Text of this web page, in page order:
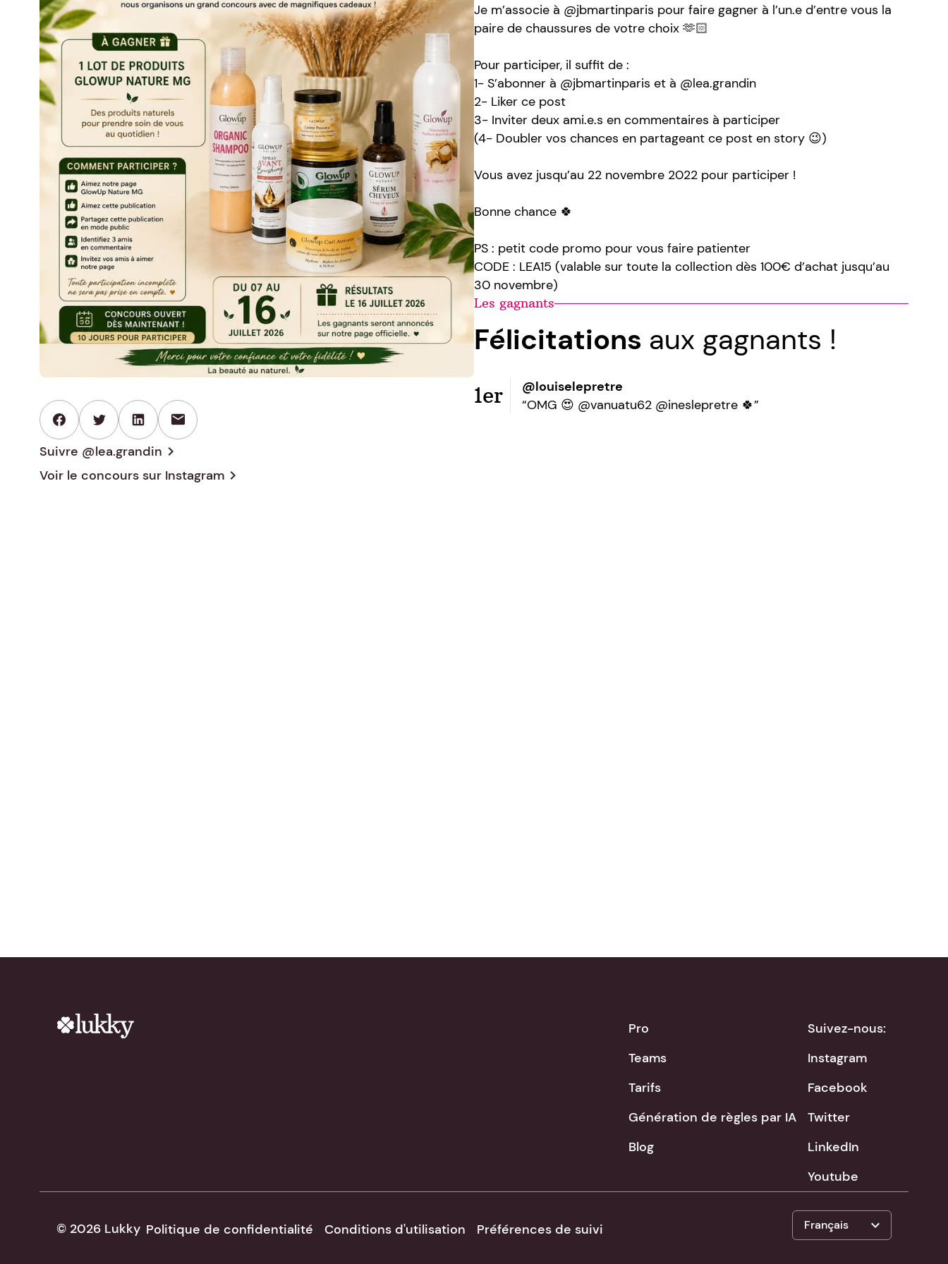
mail
Suivre @lea.grandin chevron_right
Voir le concours sur Instagram chevron_right
Je m’associe à @jbmartinparis pour faire gagner à l’un.e d’entre vous la
paire de chaussures de votre choix 🫶🏻
Pour participer, il suffit de :
1- S’abonner à @jbmartinparis et à @lea.grandin
2- Liker ce post
3- Inviter deux ami.e.s en commentaires à participer
(4- Doubler vos chances en partageant ce post en story 😉)
Vous avez jusqu’au 22 novembre 2022 pour participer !
Bonne chance 🍀
PS : petit code promo pour vous faire patienter
CODE : LEA15 (valable sur toute la collection dès 100€ d’achat jusqu’au
30 novembre)
Les gagnants
Félicitations aux gagnants !
1er
@louiselepretre
“OMG 😍 @vanuatu62 @ineslepretre 🍀”
Pro
Teams
Tarifs
Génération de règles par IA
Blog
Suivez-nous:
Instagram
Facebook
Twitter
LinkedIn
Youtube
Français expand_more
Politique de confidentialité Conditions d'utilisation Préférences de suivi
© 2026 Lukky